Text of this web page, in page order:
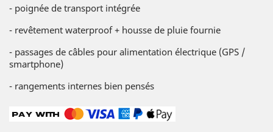
- poignée de transport intégrée
- revêtement waterproof + housse de pluie fournie
- passages de câbles pour alimentation électrique (GPS /
smartphone)
- rangements internes bien pensés